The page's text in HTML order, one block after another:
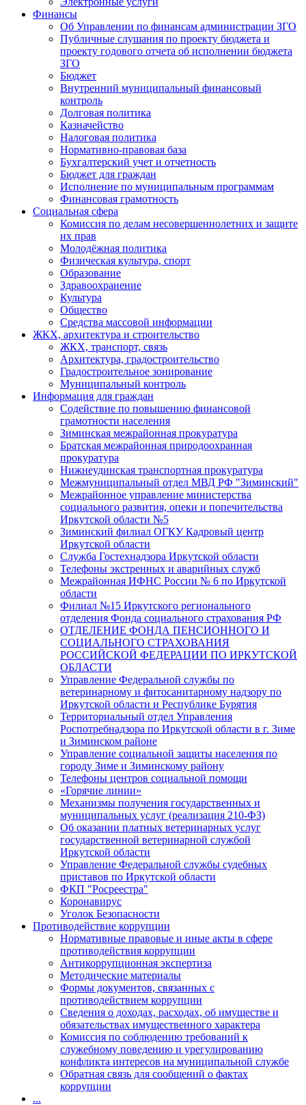
Финансы
Об Управлении по финансам администрации ЗГО
Публичные слушания по проекту бюджета и
проекту годового отчета об исполнении бюджета
ЗГО
Бюджет
Внутренний муниципальный финансовый
контроль
Долговая политика
Казначейство
Налоговая политика
Нормативно-правовая база
Бухгалтерский учет и отчетность
Бюджет для граждан
Исполнение по муниципальным программам
Финансовая грамотность
Социальная сфера
Комиссия по делам несовершеннолетних и защите
их прав
Молодёжная политика
Физическая культура, спорт
Образование
Здравоохранение
Культура
Общество
Средства массовой информации
ЖКХ, архитектура и строительство
ЖКХ, транспорт, связь
Архитектура, градостроительство
Градостроительное зонирование
Муниципальный контроль
Информация для граждан
Содействие по повышению финансовой
грамотности населения
Зиминская межрайонная прокуратура
Братская межрайонная природоохранная
прокуратура
Нижнеудинская транспортная прокуратура
Межмуниципальный отдел МВД РФ "Зиминский"
Межрайонное управление министерства
социального развития, опеки и попечительства
Иркутской области №5
Зиминский филиал ОГКУ Кадровый центр
Иркутской области
Служба Гостехнадзора Иркутской области
Телефоны экстренных и аварийных служб
Межрайонная ИФНС России № 6 по Иркутской
области
Филиал №15 Иркутского регионального
отделения Фонда социального страхования РФ
ОТДЕЛЕНИЕ ФОНДА ПЕНСИОННОГО И
СОЦИАЛЬНОГО СТРАХОВАНИЯ
РОССИЙСКОЙ ФЕДЕРАЦИИ ПО ИРКУТСКОЙ
ОБЛАСТИ
Управление Федеральной службы по
ветеринарному и фитосанитарному надзору по
Иркутской области и Республике Бурятия
Территориальный отдел Управления
Роспотребнадзора по Иркутской области в г. Зиме
и Зиминском районе
Управление социальной защиты населения по
городу Зиме и Зиминскому району
Телефоны центров социальной помощи
«Горячие линии»
Механизмы получения государственных и
муниципальных услуг (реализация 210-ФЗ)
Об оказании платных ветеринарных услуг
государственной ветеринарной службой
Иркутской области
Управление Федеральной службы судебных
приставов по Иркутской области
ФКП "Росреестра"
Коронавирус
Уголок Безопасности
Противодействие коррупции
Нормативные правовые и иные акты в сфере
противодействия коррупции
Антикоррупционная экспертиза
Методические материалы
Формы документов, связанных с
противодействием коррупции
Сведения о доходах, расходах, об имуществе и
обязательствах имущественного характера
Комиссия по соблюдению требований к
служебному поведению и урегулированию
конфликта интересов на муниципальной службе
Обратная связь для сообщений о фактах
коррупции
...